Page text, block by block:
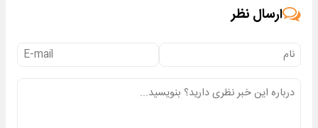
ارسال نظر